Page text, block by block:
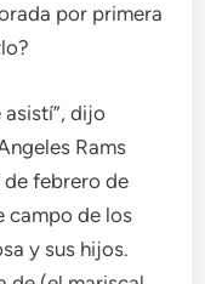
por primera
asistí”, dijo
Rams
de febrero de
campo de los
y sus hijos.